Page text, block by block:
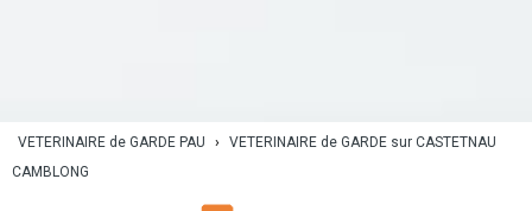
VETERINAIRE de GARDE PAU ›
VETERINAIRE de GARDE sur CASTETNAU
CAMBLONG